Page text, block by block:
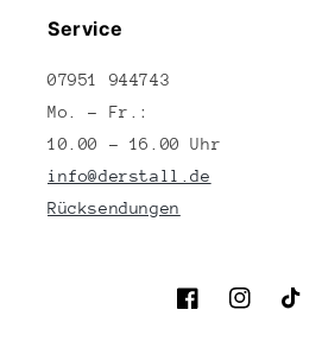
Service
07951 944743
Mo. – Fr.:
10.00 – 16.00 Uhr
info@derstall.de
Rücksendungen
FacebookInstagram